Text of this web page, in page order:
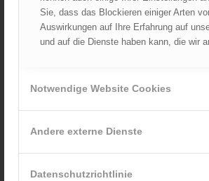
Sie, dass das Blockieren einiger Arten
Auswirkungen auf Ihre Erfahrung auf
und auf die Dienste haben kann, die wir
Notwendige Website Cookies
Andere externe Dienste
Datenschutzrichtlinie
Handtuch Feuerwehr
Verkauf durch :